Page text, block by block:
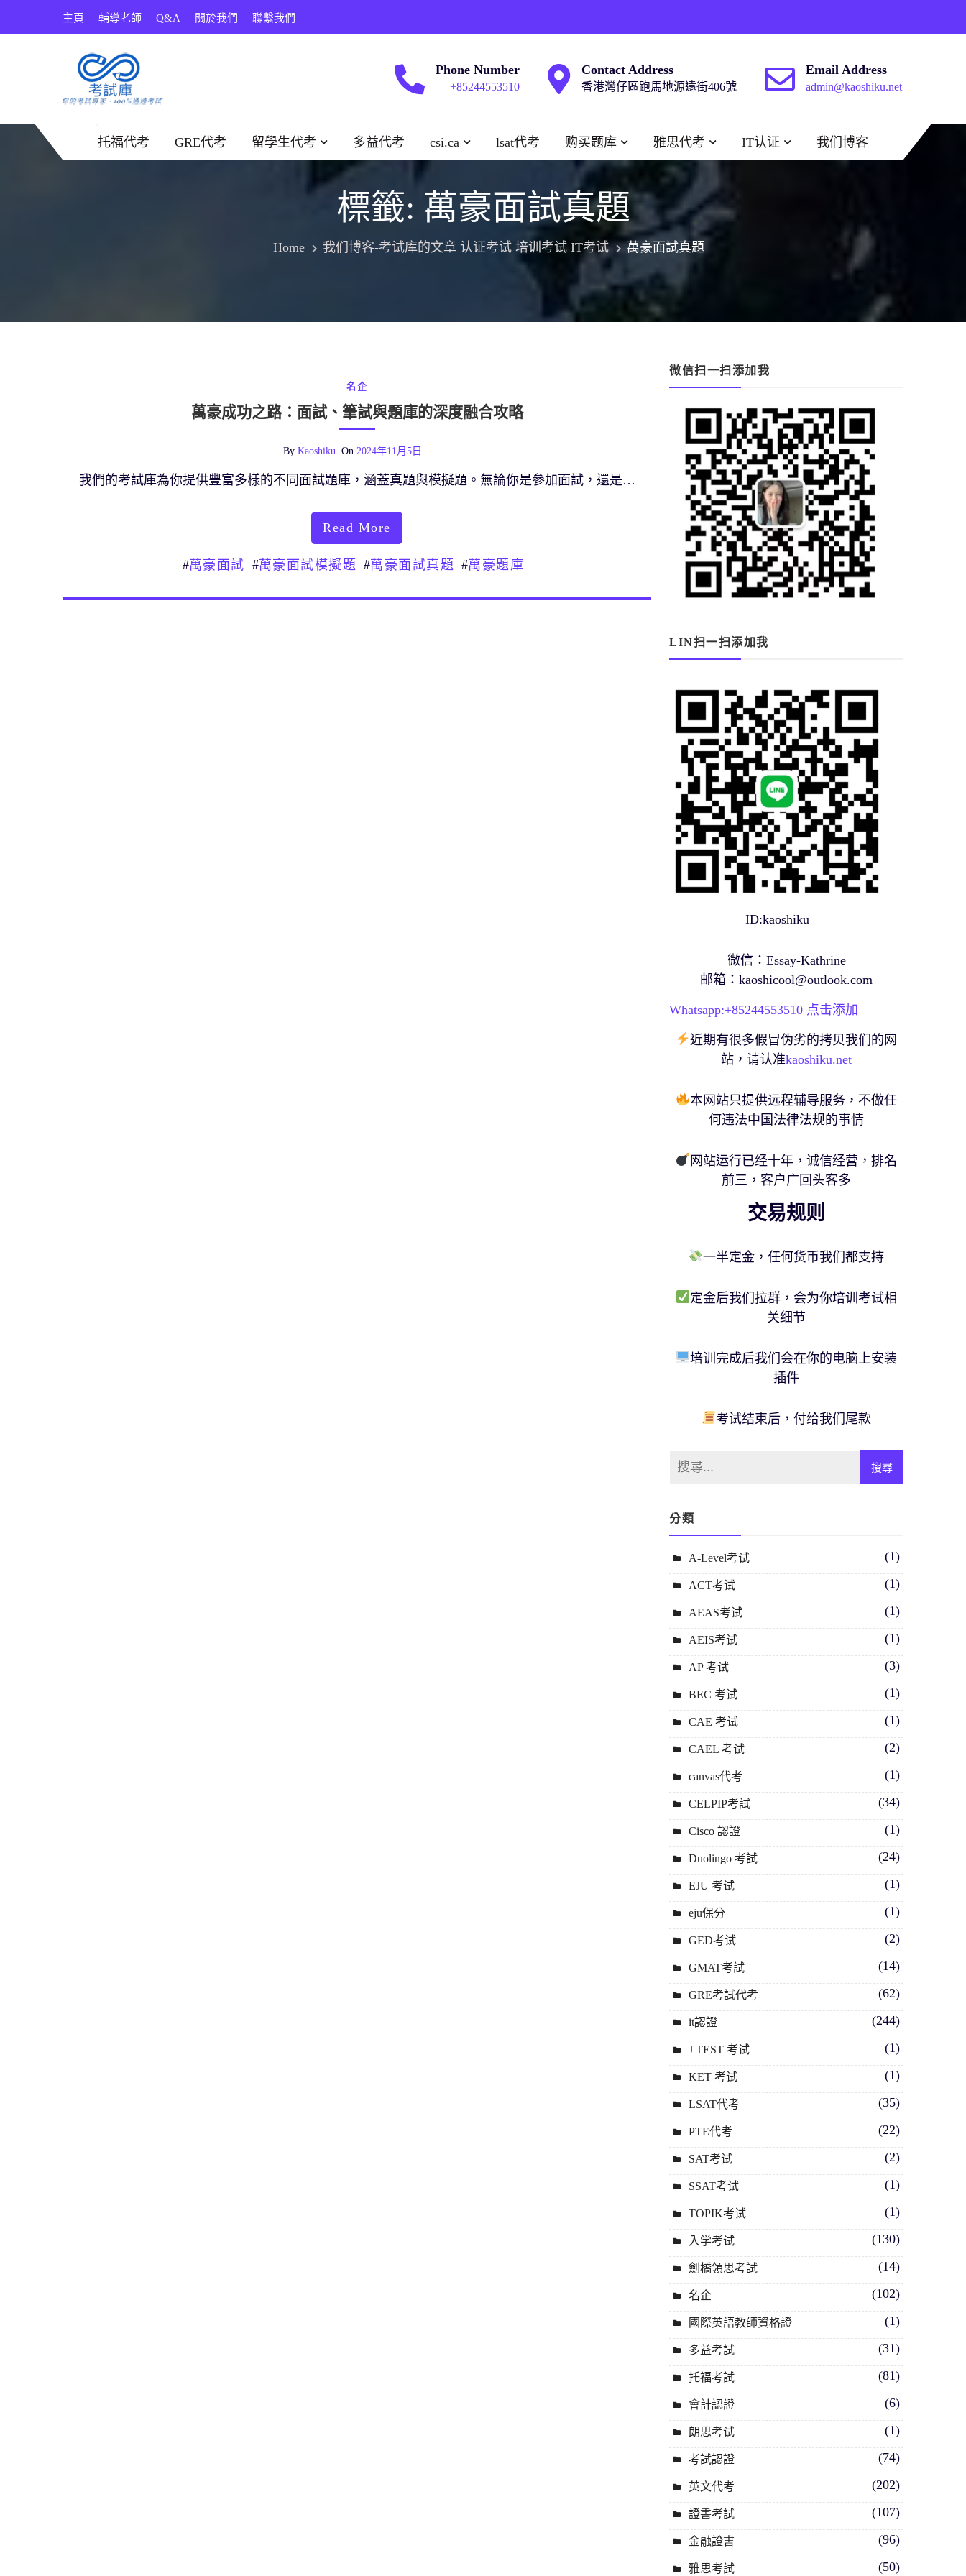
主頁 輔導老師 Q&A 關於我們 聯繫我們
Phone Number
+85244553510
Contact Address
香港灣仔區跑馬地源遠街406號
Email Address
admin@kaoshiku.net
托福代考 GRE代考 留學生代考 多益代考 csi.ca lsat代考 购买题库 雅思代考 IT认证 我们博客
標籤: 萬豪面試真題
Home 我们博客-考试库的文章 认证考试 培训考试 IT考试 萬豪面試真題
名企
萬豪成功之路：面試、筆試與題庫的深度融合攻略
By Kaoshiku On 2024年11月5日
我們的考試庫為你提供豐富多樣的不同面試題庫，涵蓋真題與模擬題。無論你是參加面試，還是…
Read More
#萬豪面試 #萬豪面試模擬題 #萬豪面試真題 #萬豪題庫
微信扫一扫添加我
LIN扫一扫添加我
ID:kaoshiku
微信：Essay-Kathrine
邮箱： kaoshicool@outlook.com
Whatsapp:+85244553510 点击添加
近期有很多假冒伪劣的拷贝我们的网
站，请认准kaoshiku.net
本网站只提供远程辅导服务，不做任
何违法中国法律法规的事情
网站运行已经十年，诚信经营，排名
前三，客户广回头客多
交易规则
一半定金，任何货币我们都支持
定金后我们拉群，会为你培训考试相
关细节
培训完成后我们会在你的电脑上安装
插件
考试结束后，付给我们尾款
分類
A-Level考试 (1)
ACT考试 (1)
AEAS考试 (1)
AEIS考试 (1)
AP 考试 (3)
BEC 考试 (1)
CAE 考试 (1)
CAEL 考试 (2)
canvas代考 (1)
CELPIP考試 (34)
Cisco 認證 (1)
Duolingo 考試 (24)
EJU 考试 (1)
eju保分 (1)
GED考试 (2)
GMAT考試 (14)
GRE考試代考 (62)
it認證 (244)
J TEST 考试 (1)
KET 考试 (1)
LSAT代考 (35)
PTE代考 (22)
SAT考试 (2)
SSAT考试 (1)
TOPIK考试 (1)
入学考试 (130)
劍橋領思考試 (14)
名企 (102)
國際英語教師資格證 (1)
多益考試 (31)
托福考試 (81)
會計認證 (6)
朗思考试 (1)
考試認證 (74)
英文代考 (202)
證書考試 (107)
金融證書 (96)
雅思考試 (50)